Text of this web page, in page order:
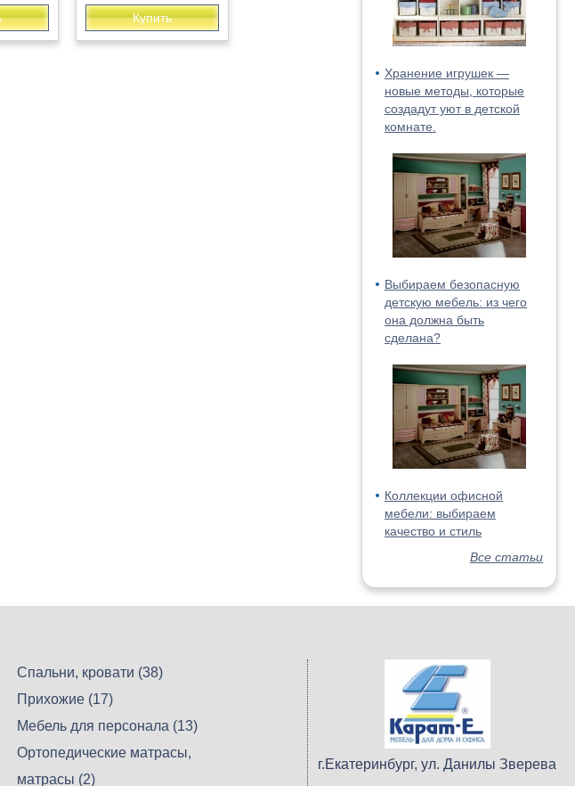
Хранение игрушек —
новые методы, которые
создадут уют в детской
комнате.
Выбираем безопасную
детскую мебель: из чего
она должна быть
сделана?
Коллекции офисной
мебели: выбираем
качество и стиль
Все статьи
Купить
г.Екатеринбург, ул. Данилы Зверева
Спальни, кровати (38)
Прихожие (17)
Мебель для персонала (13)
Ортопедические матрасы,
матрасы (2)